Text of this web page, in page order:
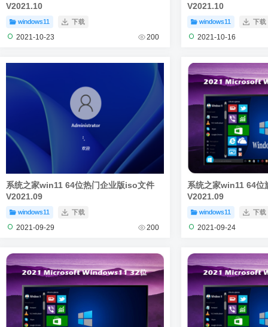
V2021.10
windows11 下载
2021-10-23 200
V2021.10
windows11 下载
2021-10-16
系统之家win11 64位热门企业版iso文件
V2021.09
windows11 下载
2021-09-29 200
系统之家win11 64位
V2021.09
windows11 下载
2021-09-24